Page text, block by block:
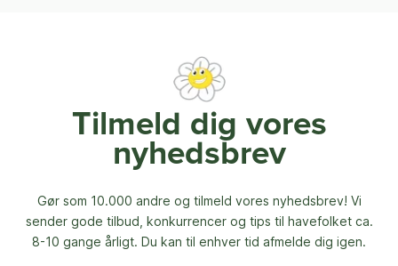
Tilmeld dig vores
nyhedsbrev
Gør som 10.000 andre og tilmeld vores nyhedsbrev! Vi
sender gode tilbud, konkurrencer og tips til havefolket ca.
8-10 gange årligt. Du kan til enhver tid afmelde dig igen.